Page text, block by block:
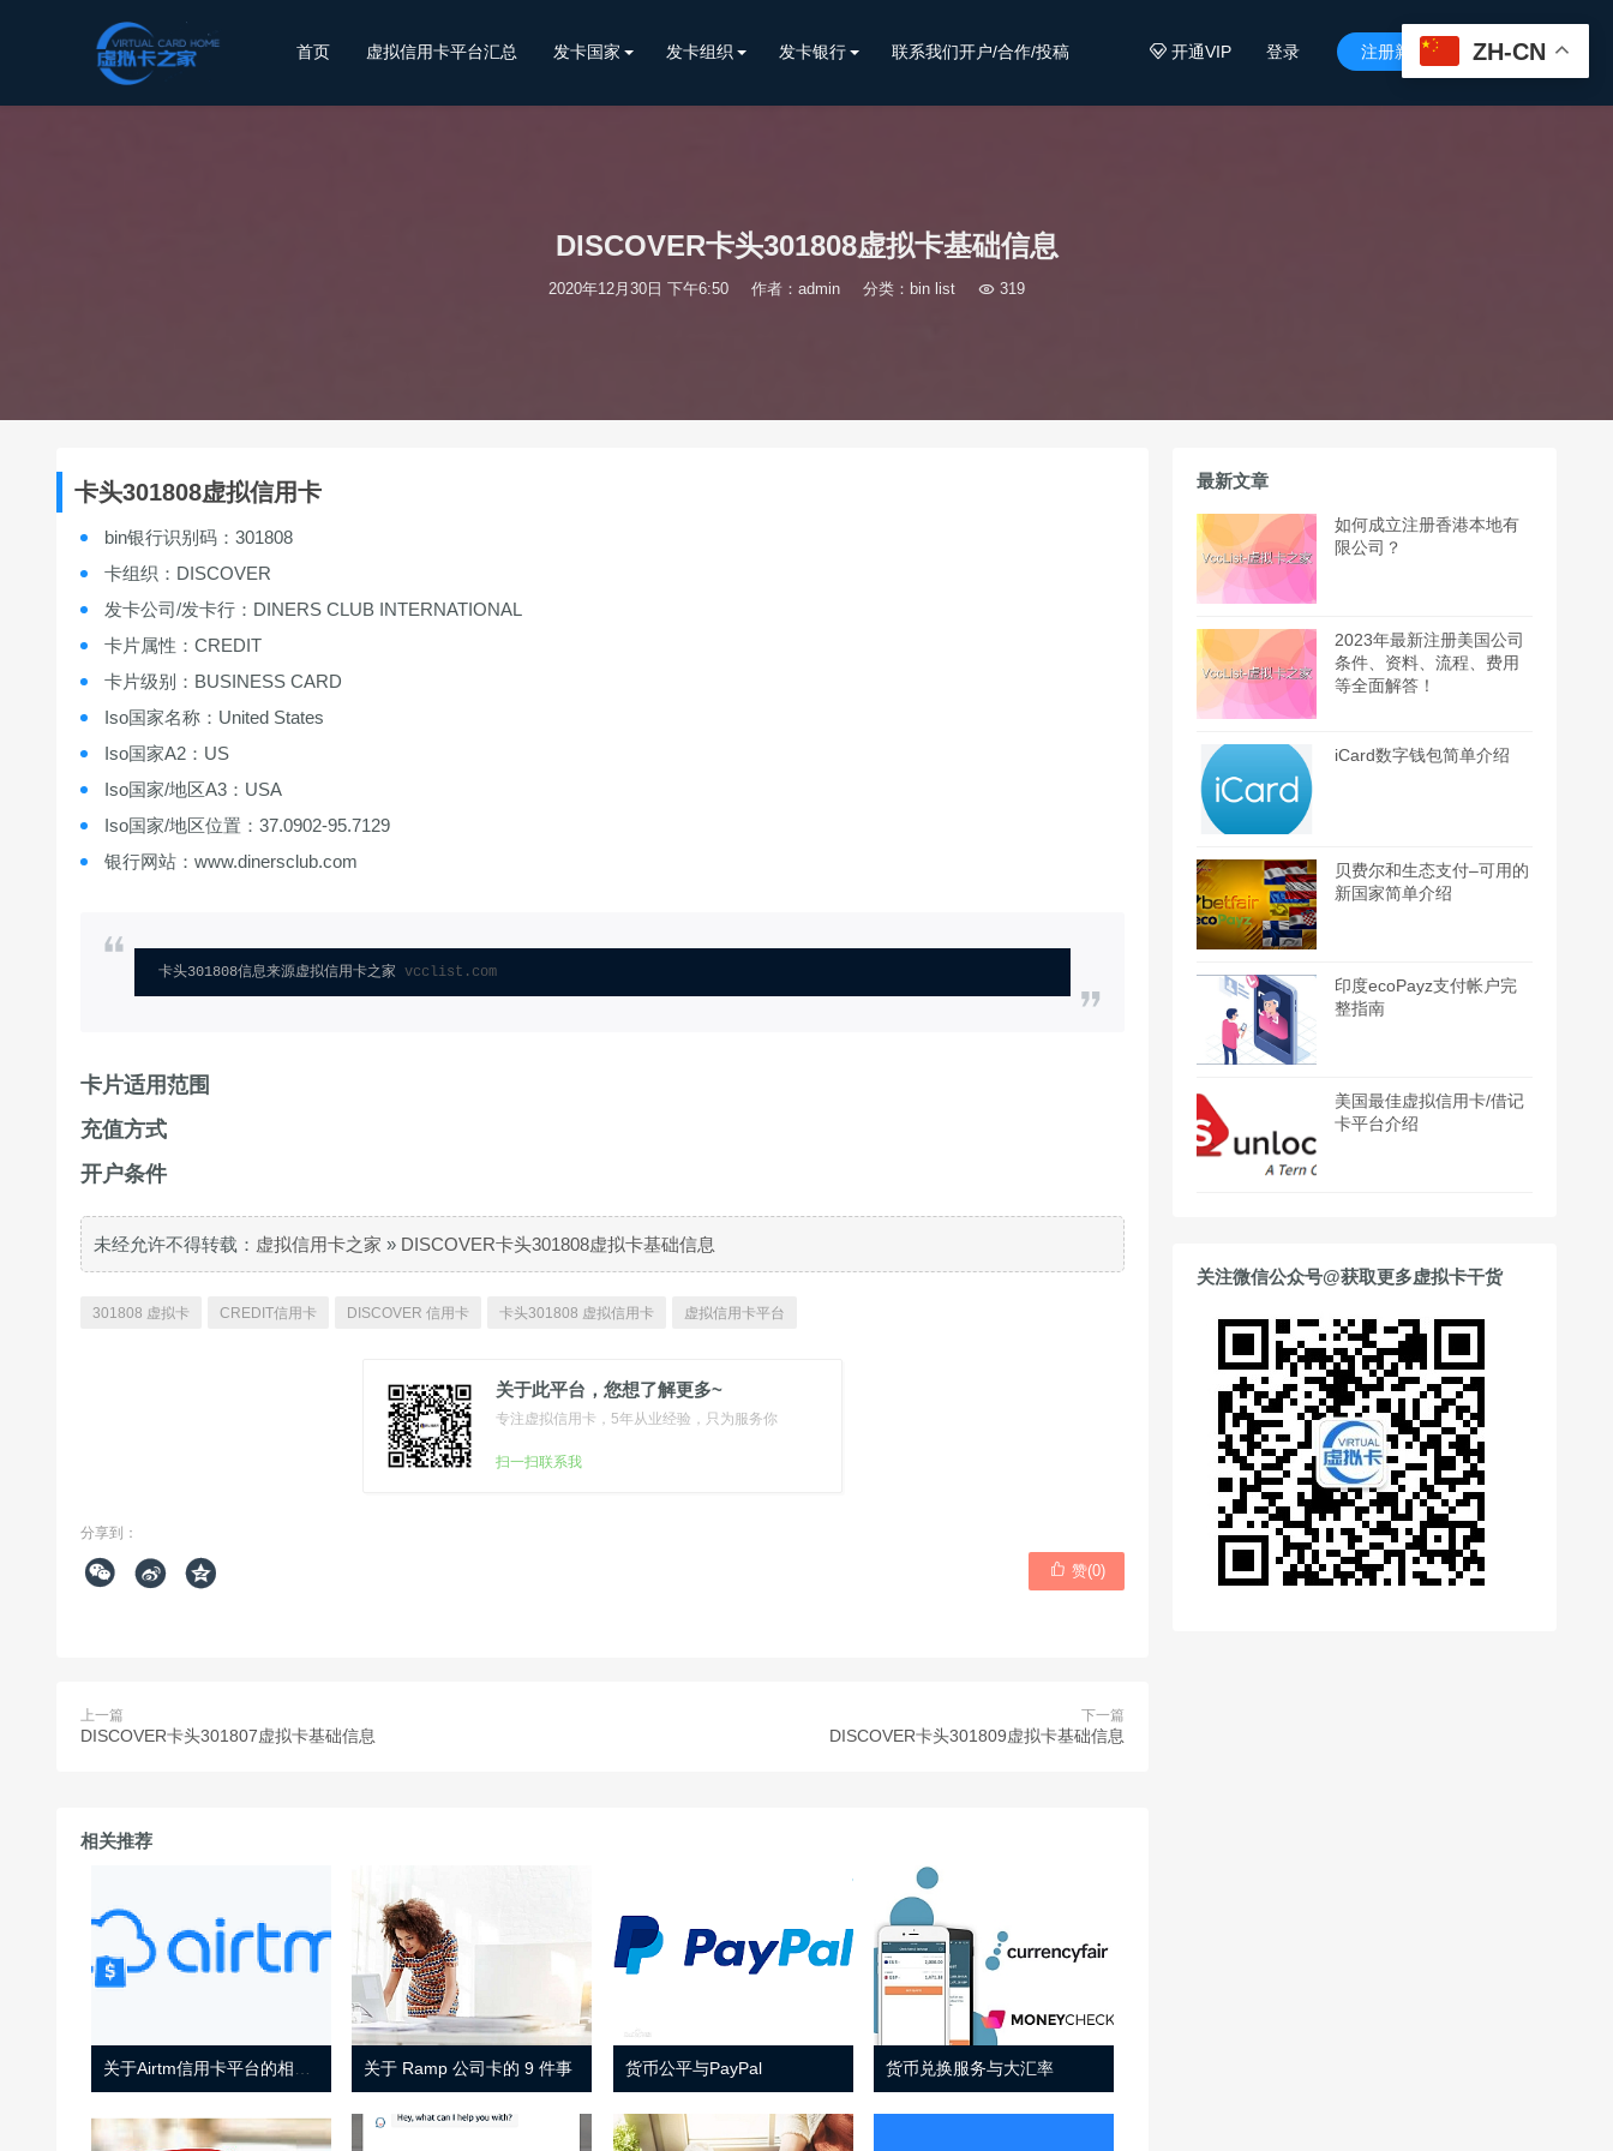
开通VIP 登录 注册新用户 
首页 虚拟信用卡平台汇总 发卡国家 发卡组织 发卡银行 联系我们开户/合作/投稿
DISCOVER卡头301808虚拟卡基础信息
2020年12月30日 下午6:50 作者：admin 分类： bin list 319
卡头301808虚拟信用卡
bin银行识别码：301808
卡组织：DISCOVER
发卡公司/发卡行：DINERS CLUB INTERNATIONAL
卡片属性：CREDIT
卡片级别：BUSINESS CARD
Iso国家名称：United States
Iso国家A2：US
Iso国家/地区A3：USA
Iso国家/地区位置：37.0902-95.7129
银行网站：www.dinersclub.com
卡头301808信息来源虚拟信用卡之家 vcclist.com
卡片适用范围
充值方式
开户条件
未经允许不得转载： 虚拟信用卡之家 » DISCOVER卡头301808虚拟卡基础信息
301808 虚拟卡 CREDIT信用卡 DISCOVER 信用卡 卡头301808 虚拟信用卡 虚拟信用卡平台
关于此平台，您想了解更多~
专注虚拟信用卡，5年从业经验，只为服务你
扫一扫联系我
分享到：
    赞(0)
上一篇
DISCOVER卡头301807虚拟卡基础信息
下一篇
DISCOVER卡头301809虚拟卡基础信息
相关推荐
关于 Ramp 公司卡的 9 件事 货币公平与PayPal 货币兑换服务与大汇率
最新文章
如何成立注册香港本地有
限公司？
2023年最新注册美国公司
条件、资料、流程、费用
等全面解答！
iCard数字钱包简单介绍
贝费尔和生态支付–可用的
新国家简单介绍
印度ecoPayz支付帐户完
整指南
美国最佳虚拟信用卡/借记
卡平台介绍
关注微信公众号@获取更多虚拟卡干货
ZH-CN